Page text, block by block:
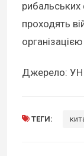
рибальських
проходять
Джерело:
ТЕГИ: